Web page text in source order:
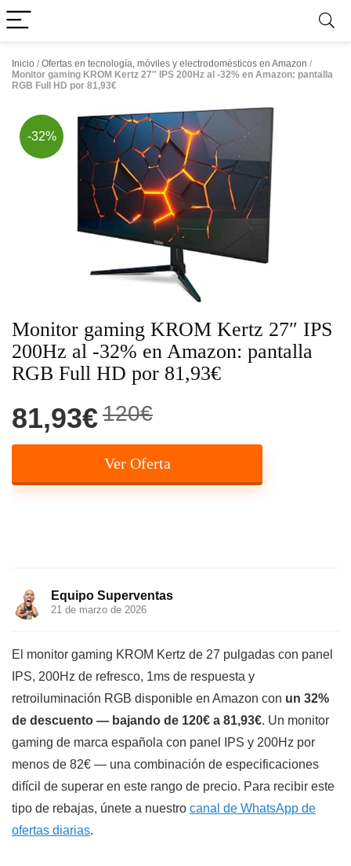
Inicio / Ofertas en tecnología, móviles y electrodomésticos en Amazon /
Monitor gaming KROM Kertz 27″ IPS 200Hz al -32% en Amazon: pantalla
RGB Full HD por 81,93€
-32%
Monitor gaming KROM Kertz 27″ IPS
200Hz al -32% en Amazon: pantalla
RGB Full HD por 81,93€
81,93€120€
Ver Oferta
Equipo Superventas
21 de marzo de 2026
El monitor gaming KROM Kertz de 27 pulgadas con panel
IPS, 200Hz de refresco, 1ms de respuesta y
retroiluminación RGB disponible en Amazon con un 32%
de descuento — bajando de 120€ a 81,93€. Un monitor
gaming de marca española con panel IPS y 200Hz por
menos de 82€ — una combinación de especificaciones
difícil de superar en este rango de precio. Para recibir este
tipo de rebajas, únete a nuestro canal de WhatsApp de
ofertas diarias.